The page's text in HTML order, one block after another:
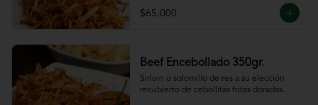
$65.000
Beef Encebollado 350gr.
Sirloin o solomillo de res a su elección
recubierto de cebollitas fritas doradas.